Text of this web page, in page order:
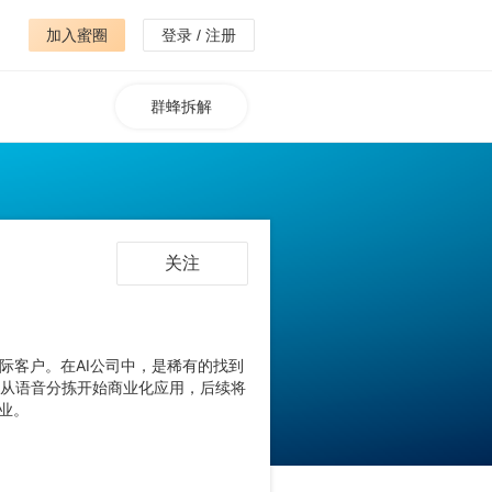
加入蜜圈 登录 / 注册
群蜂拆解
关注
客户。在AI公司中，是稀有的找到
语音分拣开始商业化应用，后续将
。